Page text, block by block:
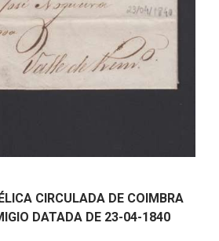
CIRCULADA DE COIMBRA
DATADA DE 23-04-1840